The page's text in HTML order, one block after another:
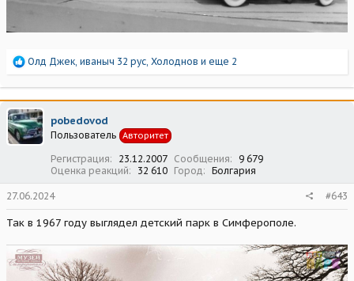
Р
а
к
ц
и
и
Олд Джек, иваныч 32 рус, Холоднов и еще 2
pobedovod
Пользователь Авторитет
Регистрация 23.12.2007 Сообщения
9 679
Оценка реакций
32 610 Город Болгария
27.06.2024 #643
Так в 1967 году выглядел детский парк в Симферополе.